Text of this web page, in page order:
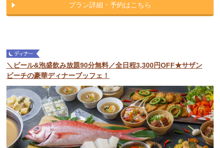
プラン詳細・予約はこちら
＼ビール&泡盛飲み放題90分無料／全日程3,300円OFF★サザン
ビーチの豪華ディナーブッフェ！